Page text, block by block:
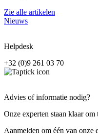
Zie alle artikelen
Nieuws
Helpdesk
+32 (0)9 261 03 70
Advies of informatie nodig?
Onze experten staan klaar om
Aanmelden om één van onze